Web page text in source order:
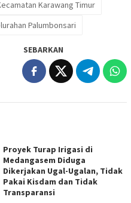
Karawang Timur
Palumbonsari
SEBARKAN
Proyek Turap Irigasi di
Medangasem Diduga
Dikerjakan Ugal-Ugalan, Tidak
Pakai Kisdam dan Tidak
Transparansi